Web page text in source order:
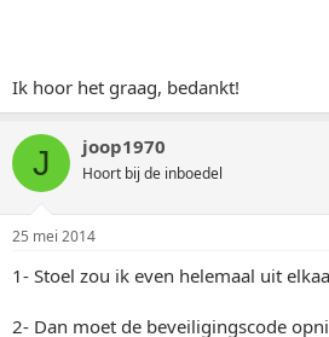
Ik hoor het graag, bedankt!
J joop1970
Hoort bij de inboedel
25 mei 2014
1- Stoel zou ik even helemaal uit
2- Dan moet de beveiligingscode